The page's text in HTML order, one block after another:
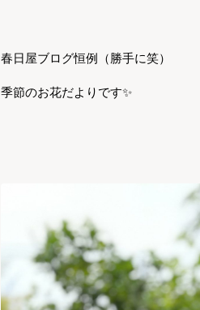
春日屋ブログ恒例（勝手に笑）
季節のお花だよりです✨